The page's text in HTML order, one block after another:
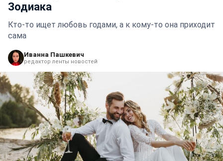
Зодиака
Кто-то ищет любовь годами, а к кому-то она приходит
сама
Иванна Пашкевич
редактор ленты новостей